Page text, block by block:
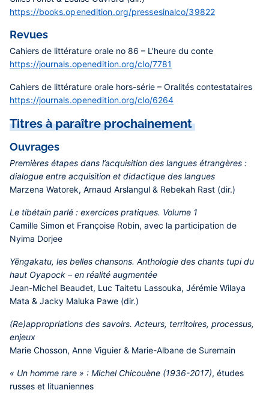
https://books.openedition.org/pressesinalco/39822
Revues
Cahiers de littérature orale no 86 – L'heure du conte
https://journals.openedition.org/clo/7781
Cahiers de littérature orale hors-série – Oralités contestataires
https://journals.openedition.org/clo/6264
Titres à paraître prochainement
Ouvrages
Premières étapes dans l’acquisition des langues étrangères :
dialogue entre acquisition et didactique des langues
Marzena Watorek, Arnaud Arslangul & Rebekah Rast (dir.)
Le tibétain parlé : exercices pratiques. Volume 1
Camille Simon et Françoise Robin, avec la participation de
Nyima Dorjee
Yẽngakatu, les belles chansons. Anthologie des chants tupi du
haut Oyapock – en réalité augmentée
Jean-Michel Beaudet, Luc Taitetu Lassouka, Jérémie Wilaya
Mata & Jacky Maluka Pawe (dir.)
(Re)appropriations des savoirs. Acteurs, territoires, processus,
enjeux
Marie Chosson, Anne Viguier & Marie-Albane de Suremain
« Un homme rare » : Michel Chicouène (1936-2017), études
russes et lituaniennes